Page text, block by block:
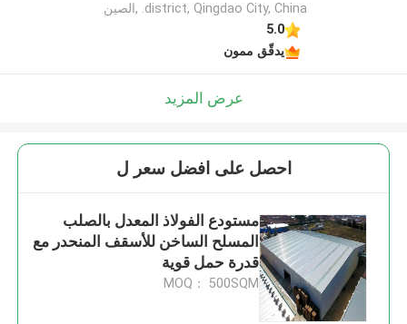
district, Qingdao City, China. ,الصين
5.0
يدقّق ممون
عرض المزيد
احصل على افضل سعر ل
مستودع الفولاذ المعدل بالصلب
المسلح الساخن للأسقف المنحدر مع
قدرة حمل قوية
MOQ： 500SQM